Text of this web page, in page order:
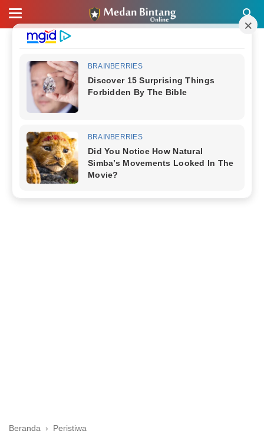
Beranda › Peristiwa